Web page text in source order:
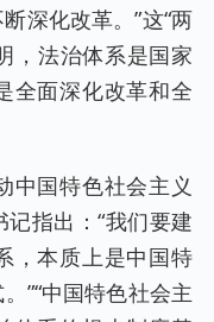
深化改革。”这“两
，法治体系是国家
全面深化改革和全
中国特色社会主义
指出：“我们要建
，本质上是中国特
”“中国特色社会主